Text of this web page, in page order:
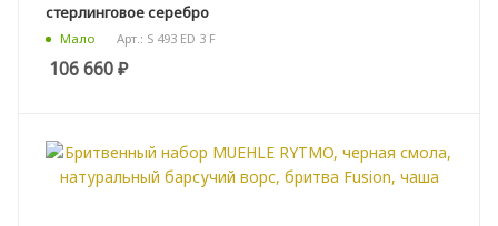
стерлинговое серебро
Мало Арт.: S 493 ED 3 F
106 660₽